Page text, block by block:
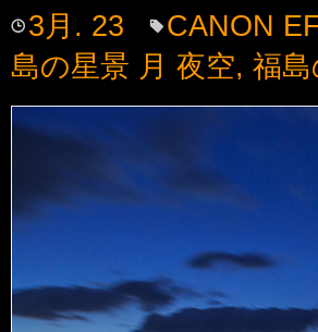
3月. 23
CANON
島の星景 月 夜空, 福